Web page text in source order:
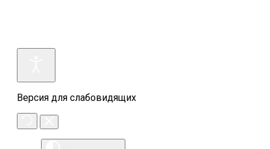
Версия для слабовидящих